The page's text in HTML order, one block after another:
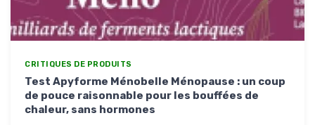
CRITIQUES DE PRODUITS
Test Apyforme Ménobelle Ménopause : un coup
de pouce raisonnable pour les bouffées de
chaleur, sans hormones